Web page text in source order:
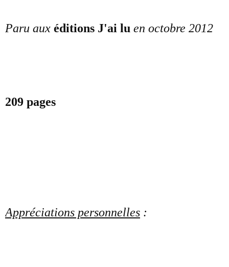
Paru aux éditions J'ai lu en octobre 2012
209 pages
Appréciations personnelles :